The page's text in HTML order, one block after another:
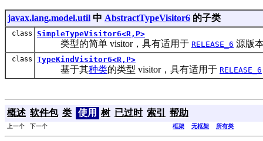
javax.lang.model.util 中 AbstractTypeVisitor6 的子类
class SimpleTypeVisitor6<R,P>
类型的简单 visitor，具有适用于 RELEASE_6 源版
class TypeKindVisitor6<R,P>
基于其种类的类型 visitor，具有适用于 RELEASE_6
概述 软件包 类 使用 树 已过时 索引 帮助
上一个 下一个 框架 无框架 所有类